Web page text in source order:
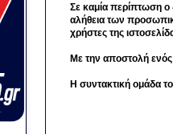
Σε καμία περίπτωση ο
αλήθεια των
χρήστες της
Με την αποστολή
Η συντακτική ομάδα